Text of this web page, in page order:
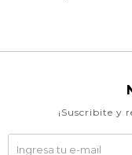
¡Suscribite y